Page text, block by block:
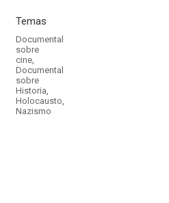
Temas
Documental
sobre
cine,
Documental
sobre
Historia,
Holocausto,
Nazismo